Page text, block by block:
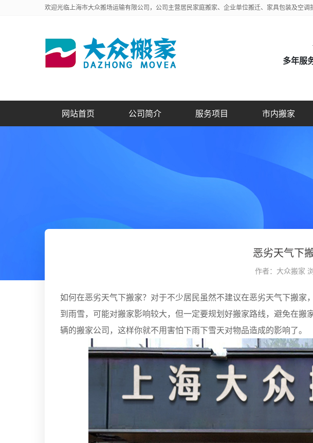
欢迎光临上海市大众搬场运输有限公司，公司主营居民家庭搬家、企业单位搬迁、家具包装及空调
多年服
网站首页 公司简介 服务项目 市内搬家
恶劣天气下
作者：大众搬家
如何在恶劣天气下搬家？对于不少居民虽然不建议在恶劣天气下搬
到雨雪，可能对搬家影响较大，但一定要规划好搬家路线，避免在
辆的搬家公司，这样你就不用害怕下雨下雪天对物品造成的影响了。